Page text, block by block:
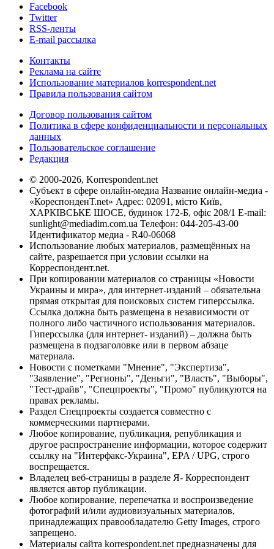
Facebook
Twitter
RSS-ленты
E-mail рассылка
Контакты
Реклама на сайте
Использование материалов korrespondent.net
Правила пользования сайтом
Договор пользования сайтом
Политика в сфере конфиденциальности и персональных
данных
Пользовательское соглашение
Редакция
© 2000-2026, Korrespondent.net
Субъект в сфере онлайн-медиа Название онлайн-медиа -
«КореспонденТ.net» Адрес: 02091, місто Київ,
ХАРКІВСЬКЕ ШОСЕ, будинок 172-Б, офіс 208/1 E-mail:
sunlight@mediadim.com.ua Телефон: 044-205-43-00
Идентификатор медиа - R40-06068
Использование любых материалов, размещённых на
сайте, разрешается при условии ссылки на
Корреспондент.net.
При копировании материалов со страницы «Новости
Украины и мира», для интернет-изданий – обязательна
прямая открытая для поисковых систем гиперссылка.
Ссылка должна быть размещена в независимости от
полного либо частичного использования материалов.
Гиперссылка (для интернет- изданий) – должна быть
размещена в подзаголовке или в первом абзаце
материала.
Новости с пометками "Мнение", "Экспертиза",
"Заявление", "Регионы", "Деньги", "Власть", "Выборы",
"Тест-драйв", "Спецпроекты", "Промо" публикуются на
правах рекламы.
Раздел Спецпроекты создается совместно с
коммерческими партнерами.
Любое копирование, публикация, републикация и
другое распространение информации, которое содержит
ссылку на "Интерфакс-Украина", EPA / UPG, строго
воспрещается.
Владелец веб-страницы в разделе Я- Корреспондент
является автор публикации.
Любое копирование, перепечатка и воспроизведение
фотографий и/или аудиовизуальных материалов,
принадлежащих правообладателю Getty Images, строго
запрещено.
Материалы сайта korrespondent.net предназначены для